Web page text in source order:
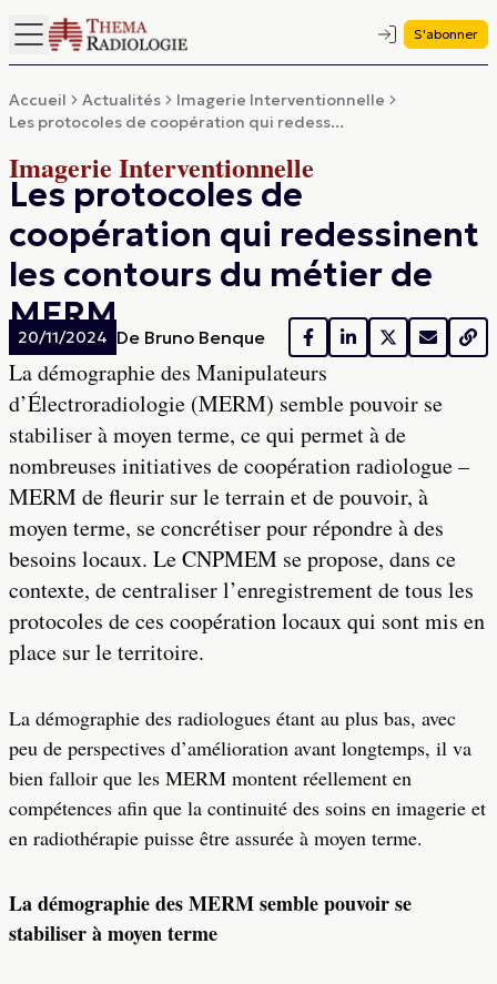
S'abonner
Accueil Actualités
Imagerie Interventionnelle
Les protocoles de coopération qui redess...
Imagerie Interventionnelle
Les protocoles de
coopération qui redessinent
les contours du métier de
MERM
20/11/2024 De Bruno Benque
La démographie des Manipulateurs
d’Électroradiologie (MERM) semble pouvoir se
stabiliser à moyen terme, ce qui permet à de
nombreuses initiatives de coopération radiologue –
MERM de fleurir sur le terrain et de pouvoir, à
moyen terme, se concrétiser pour répondre à des
besoins locaux. Le CNPMEM se propose, dans ce
contexte, de centraliser l’enregistrement de tous les
protocoles de ces coopération locaux qui sont mis en
place sur le territoire.
La démographie des radiologues étant au plus bas, avec
peu de perspectives d’amélioration avant longtemps, il va
bien falloir que les MERM montent réellement en
compétences afin que la continuité des soins en imagerie et
en radiothérapie puisse être assurée à moyen terme.
La démographie des MERM semble pouvoir se
stabiliser à moyen terme